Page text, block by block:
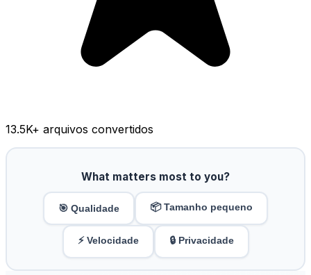
13.5K+ arquivos convertidos
What matters most to you?
🎯 Qualidade 📦 Tamanho pequeno
⚡ Velocidade 🔒 Privacidade